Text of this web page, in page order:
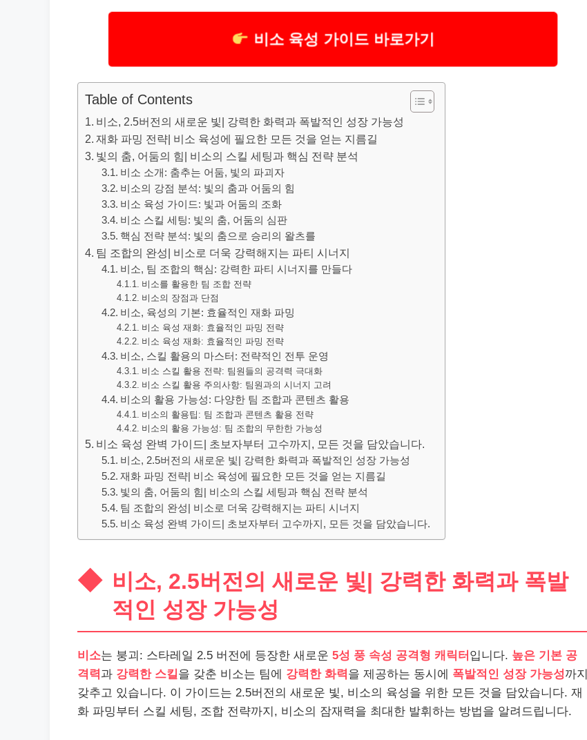
비소 육성 가이드 바로가기
Table of Contents
비소, 2.5버전의 새로운 빛| 강력한 화력과 폭발적인 성장 가능성
재화 파밍 전략| 비소 육성에 필요한 모든 것을 얻는 지름길
빛의 춤, 어둠의 힘| 비소의 스킬 세팅과 핵심 전략 분석
비소 소개: 춤추는 어둠, 빛의 파괴자
비소의 강점 분석: 빛의 춤과 어둠의 힘
비소 육성 가이드: 빛과 어둠의 조화
비소 스킬 세팅: 빛의 춤, 어둠의 심판
핵심 전략 분석: 빛의 춤으로 승리의 왈츠를
팀 조합의 완성| 비소로 더욱 강력해지는 파티 시너지
비소, 팀 조합의 핵심: 강력한 파티 시너지를 만들다
비소를 활용한 팀 조합 전략
비소의 장점과 단점
비소, 육성의 기본: 효율적인 재화 파밍
비소 육성 재화: 효율적인 파밍 전략
비소 육성 재화: 효율적인 파밍 전략
비소, 스킬 활용의 마스터: 전략적인 전투 운영
비소 스킬 활용 전략: 팀원들의 공격력 극대화
비소 스킬 활용 주의사항: 팀원과의 시너지 고려
비소의 활용 가능성: 다양한 팀 조합과 콘텐츠 활용
비소의 활용팁: 팀 조합과 콘텐츠 활용 전략
비소의 활용 가능성: 팀 조합의 무한한 가능성
비소 육성 완벽 가이드| 초보자부터 고수까지, 모든 것을 담았습니다.
비소, 2.5버전의 새로운 빛| 강력한 화력과 폭발적인 성장 가능성
재화 파밍 전략| 비소 육성에 필요한 모든 것을 얻는 지름길
빛의 춤, 어둠의 힘| 비소의 스킬 세팅과 핵심 전략 분석
팀 조합의 완성| 비소로 더욱 강력해지는 파티 시너지
비소 육성 완벽 가이드| 초보자부터 고수까지, 모든 것을 담았습니다.
비소, 2.5버전의 새로운 빛| 강력한 화력과 폭발
적인 성장 가능성
비소는 붕괴: 스타레일 2.5 버전에 등장한 새로운 5성 풍 속성 공격형 캐릭터 입니다. 높은 기본 공
격력 과 강력한 스킬 을 갖춘 비소는 팀에 강력한 화력 을 제공하는 동시에 폭발적인 성장 가능성까지
갖추고 있습니다. 이 가이드는 2.5버전의 새로운 빛, 비소의 육성을 위한 모든 것을 담았습니다. 재
화 파밍부터 스킬 세팅, 조합 전략까지, 비소의 잠재력을 최대한 발휘하는 방법을 알려드립니다.